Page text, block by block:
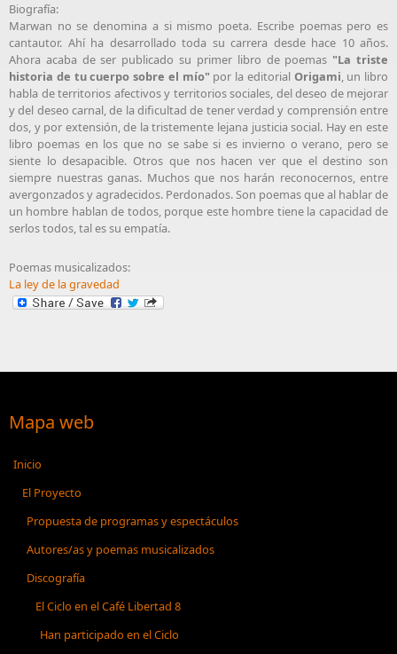
Biografía:
Marwan no se denomina a si mismo poeta. Escribe poemas pero es
cantautor. Ahí ha desarrollado toda su carrera desde hace 10 años.
Ahora acaba de ser publicado su primer libro de poemas "La triste
historia de tu cuerpo sobre el mío" por la editorial Origami, un libro
habla de territorios afectivos y territorios sociales, del deseo de mejorar
y del deseo carnal, de la dificultad de tener verdad y comprensión entre
dos, y por extensión, de la tristemente lejana justicia social. Hay en este
libro poemas en los que no se sabe si es invierno o verano, pero se
siente lo desapacible. Otros que nos hacen ver que el destino son
siempre nuestras ganas. Muchos que nos harán reconocernos, entre
avergonzados y agradecidos. Perdonados. Son poemas que al hablar de
un hombre hablan de todos, porque este hombre tiene la capacidad de
serlos todos, tal es su empatía.
Poemas musicalizados:
La ley de la gravedad
Mapa web
Inicio
El Proyecto
Propuesta de programas y espectáculos
Autores/as y poemas musicalizados
Discografía
El Ciclo en el Café Libertad 8
Han participado en el Ciclo